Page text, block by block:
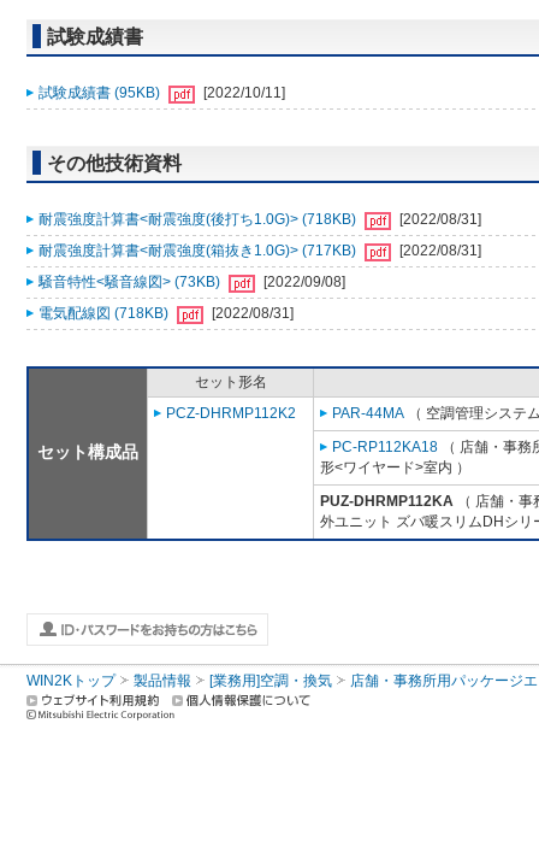
試験成績書
試験成績書 (95KB) [2022/10/11]
その他技術資料
耐震強度計算書<耐震強度(後打ち1.0G)> (718KB)
[2022/08/31]
耐震強度計算書<耐震強度(箱抜き1.0G)> (717KB)
[2022/08/31]
騒音特性<騒音線図> (73KB)
[2022/09/08]
電気配線図 (718KB)
[2022/08/31]
セット構成品
セット形名
PCZ-DHRMP112K2
PAR-44MA （ 空調管理システ
PC-RP112KA18 （ 店舗・事
形<ワイヤード>室内 ）
PUZ-DHRMP112KA （ 店舗・
外ユニット ズバ暖スリムDHシリ
WIN2Kトップ 製品情報 [業務用]空調・換気 店舗・事務所用パッケージ